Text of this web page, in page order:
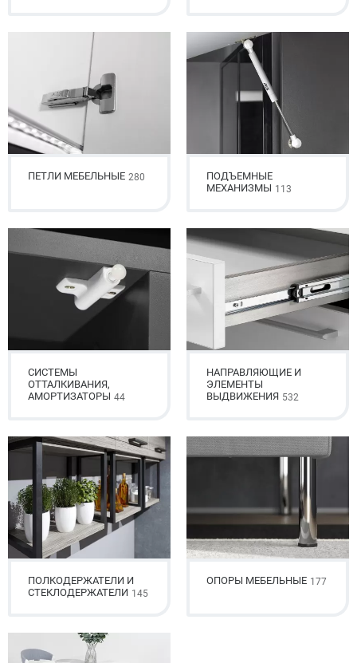
ПЕТЛИ МЕБЕЛЬНЫЕ 280
ПОДЪЕМНЫЕ
МЕХАНИЗМЫ 113
СИСТЕМЫ
ОТТАЛКИВАНИЯ,
АМОРТИЗАТОРЫ 44
НАПРАВЛЯЮЩИЕ И
ЭЛЕМЕНТЫ
ВЫДВИЖЕНИЯ 532
ПОЛКОДЕРЖАТЕЛИ И
СТЕКЛОДЕРЖАТЕЛИ 145
ОПОРЫ МЕБЕЛЬНЫЕ 177